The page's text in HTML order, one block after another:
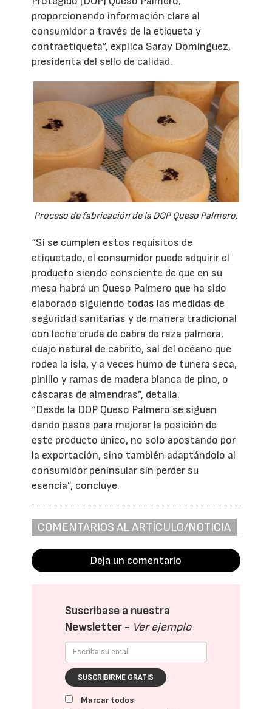
proporcionando información clara al
consumidor a través de la etiqueta y
contraetiqueta”, explica Saray Domínguez,
presidenta del sello de calidad.
Proceso de fabricación de la DOP Queso Palmero.
“Si se cumplen estos requisitos de
etiquetado, el consumidor puede adquirir el
producto siendo consciente de que en su
mesa habrá un Queso Palmero que ha sido
elaborado siguiendo todas las medidas de
seguridad sanitarias y de manera tradicional
con leche cruda de cabra de raza palmera,
cuajo natural de cabrito, sal del océano que
rodea la isla, y a veces humo de tunera seca,
pinillo y ramas de madera blanca de pino, o
cáscaras de almendras”, detalla.
“Desde la DOP Queso Palmero se siguen
dando pasos para mejorar la posición de
este producto único, no solo apostando por
la exportación, sino también adaptándolo al
consumidor peninsular sin perder su
esencia”, concluye.
COMENTARIOS AL ARTÍCULO/NOTICIA
Deja un comentario
Suscríbase a nuestra
Newsletter - Ver ejemplo
SUSCRIBIRME GRATIS
Marcar todos